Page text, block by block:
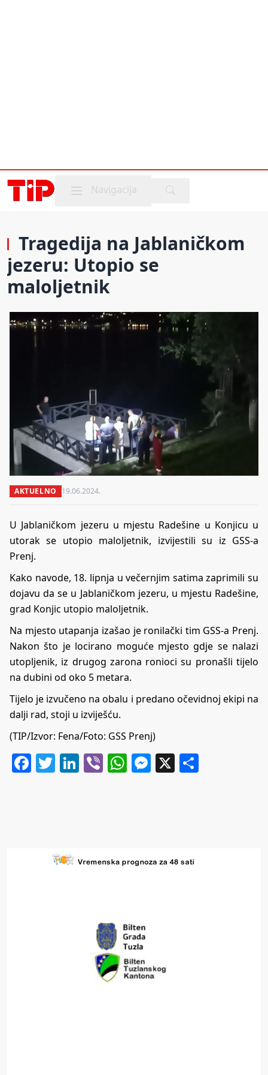
Mobile menu
Navigacija
Tragedija na Jablaničkom
jezeru: Utopio se
maloljetnik
AKTUELNO 19.06.2024.
U Jablaničkom jezeru u mjestu Radešine u Konjicu u
utorak se utopio maloljetnik, izvijestili su iz GSS-a
Prenj.
Kako navode, 18. lipnja u večernjim satima zaprimili su
dojavu da se u Jablaničkom jezeru, u mjestu Radešine,
grad Konjic utopio maloljetnik.
Na mjesto utapanja izašao je ronilački tim GSS-a Prenj.
Nakon što je locirano moguće mjesto gdje se nalazi
utopljenik, iz drugog zarona ronioci su pronašli tijelo
na dubini od oko 5 metara.
Tijelo je izvučeno na obalu i predano očevidnoj ekipi na
dalji rad, stoji u izviješću.
(TIP/Izvor: Fena/Foto: GSS Prenj)
Facebook
Twitter
LinkedIn
ViberWhatsApp
Messenger
X